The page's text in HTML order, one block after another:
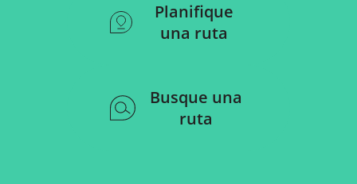
Planifique
una ruta
Busque una
ruta